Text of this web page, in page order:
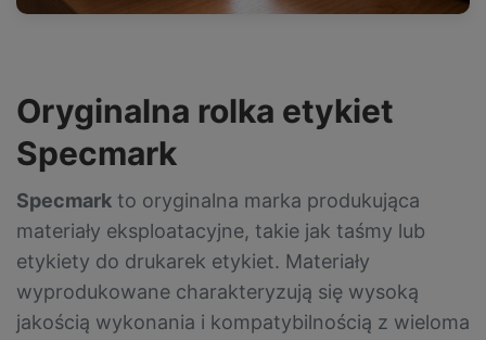
Oryginalna rolka etykiet
Specmark
Specmark to oryginalna marka produkująca
materiały eksploatacyjne, takie jak taśmy lub
etykiety do drukarek etykiet. Materiały
wyprodukowane charakteryzują się wysoką
jakością wykonania i kompatybilnością z wieloma